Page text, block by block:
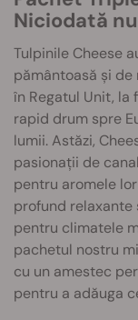
Niciodată
Tulpinile Cheese
pământoasă și
în Regatul Unit, la
rapid drum spre
lumii. Astăzi,
pasionații de
pentru aromele
profund
pentru climatele
pachetul nostru
cu un amestec
pentru a adăuga